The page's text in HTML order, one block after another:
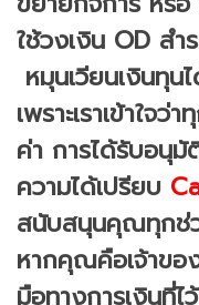
ใช้วงเงิน OD สำ
หมุนเวียนเงินทุน
เพราะเราเข้าใจ
ค่า การได้รับอนุมั
ความได้เปรียบ
สนับสนุนคุณทุกช่
หากคุณคือเจ้าขอ
มือทางการเงินที่